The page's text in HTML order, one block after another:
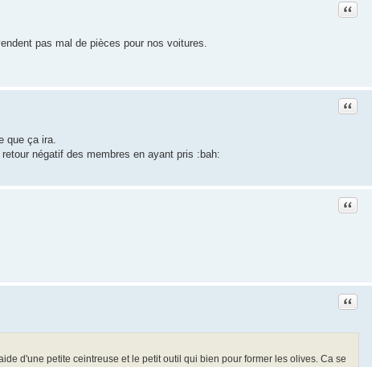
Citation
pas mal de pièces pour nos voitures.
Citation
que ça ira.
négatif des membres en ayant pris :bah:
Citation
Citation
d'une petite ceintreuse et le petit outil qui bien pour former les olives. Ca se